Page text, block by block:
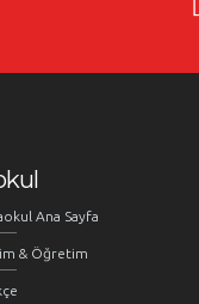
Ana Sayfa
& Öğretim